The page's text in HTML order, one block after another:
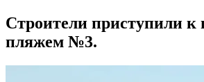
Строители приступили к
пляжем №3.